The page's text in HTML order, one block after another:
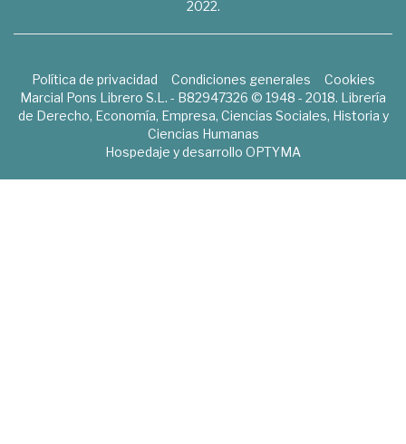
2022.
Política de privacidad Condiciones generales
Cookies
Marcial Pons Librero S.L. - B82947326 © 1948 - 2018. Librería
de Derecho, Economía, Empresa, Ciencias Sociales, Historia y
Ciencias Humanas
Hospedaje y desarrollo OPTYMA